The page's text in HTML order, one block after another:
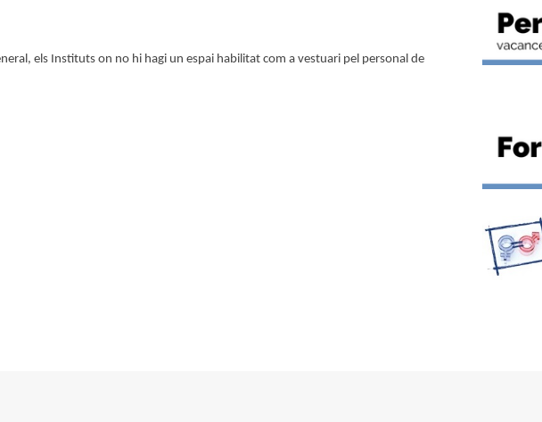
els Instituts on no hi hagi un espai habilitat com a vestuari pel personal de